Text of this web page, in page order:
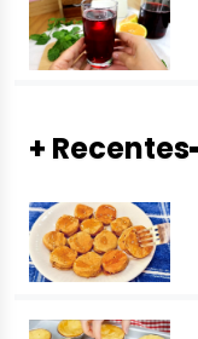
+ Recentes